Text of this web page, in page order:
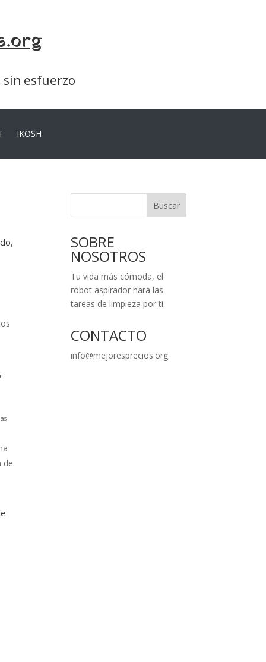
esfuerzo
IKOSH
de
Buscar
SOBRE
NOSOTROS
Tu vida más cómoda, el
robot aspirador hará las
tareas de limpieza por ti.
CONTACTO
info@mejoresprecios.org